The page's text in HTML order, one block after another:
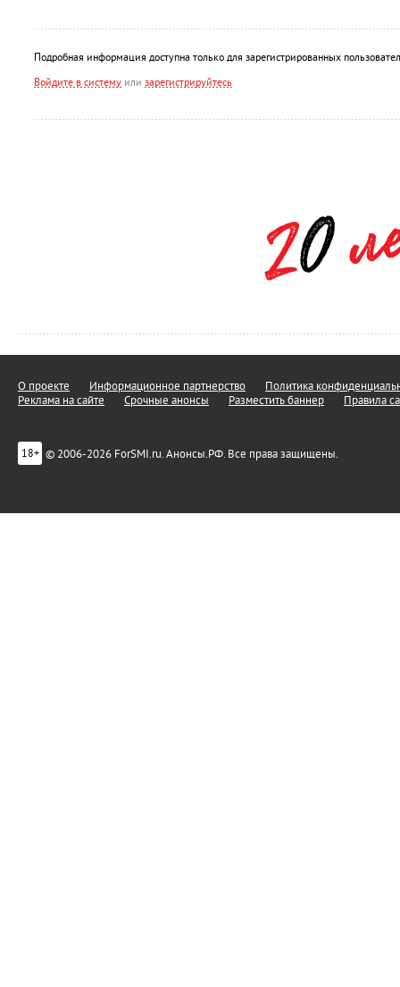
Подробная информация доступна только для зарегистрированных
Войдите в систему или зарегистрируйтесь
О проекте Информационное партнерство
Политика
Реклама на сайте
Срочные анонсы Разместить баннер Правила
18+ © 2006-2026 ForSMI.ru. Анонсы.РФ. Все права защищены.